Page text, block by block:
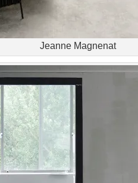
Jeanne Magnenat